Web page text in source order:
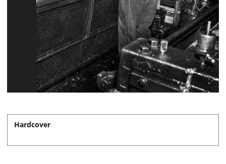
Hardcover